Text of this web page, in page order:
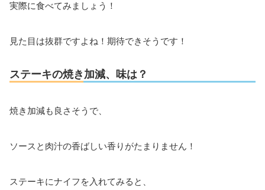
実際に食べてみましょう！
見た目は抜群ですよね！期待できそうです！
ステーキの焼き加減、味は？
焼き加減も良さそうで、
ソースと肉汁の香ばしい香りがたまりません！
ステーキにナイフを入れてみると、